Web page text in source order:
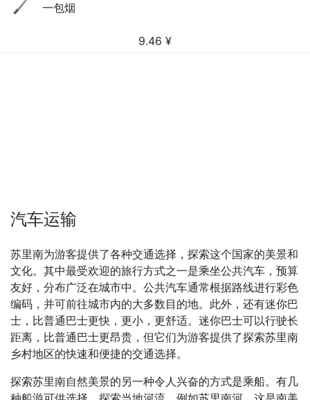
一包烟
9.46 ¥
汽车运输
苏里南为游客提供了各种交通选择，探索这个国家的美景和
文化。其中最受欢迎的旅行方式之一是乘坐公共汽车，预算
友好，分布广泛在城市中。公共汽车通常根据路线进行彩色
编码，并可前往城市内的大多数目的地。此外，还有迷你巴
士，比普通巴士更快，更小，更舒适。迷你巴士可以行驶长
距离，比普通巴士更昂贵，但它们为游客提供了探索苏里南
乡村地区的快速和便捷的交通选择。
探索苏里南自然美景的另一种令人兴奋的方式是乘船。有几